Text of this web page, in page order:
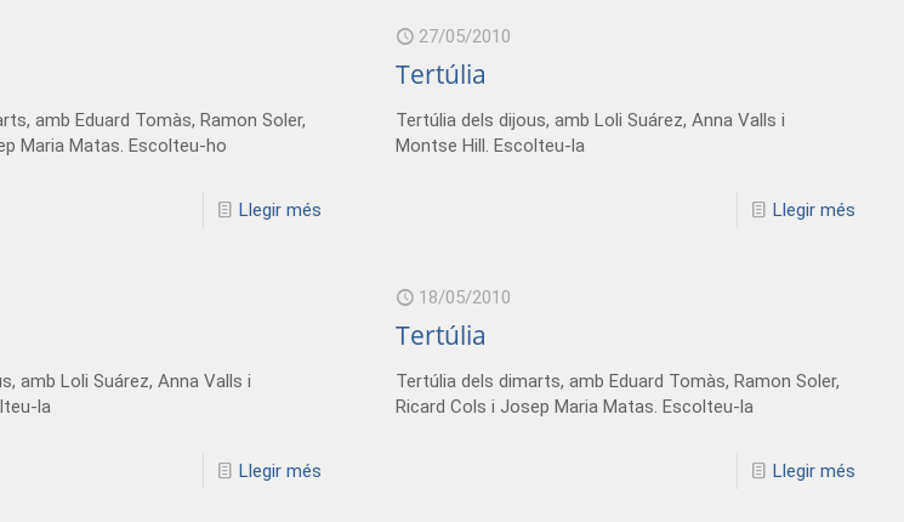
amb Eduard Tomàs, Ramon Soler,
Maria Matas. Escolteu-ho
Llegir més
27/05/2010
Tertúlia
Tertúlia dels dijous, amb Loli Suárez, Anna Valls i
Montse Hill. Escolteu-la
Llegir més
amb Loli Suárez, Anna Valls i
la
Llegir més
18/05/2010
Tertúlia
Tertúlia dels dimarts, amb Eduard Tomàs, Ramon Soler,
Ricard Cols i Josep Maria Matas. Escolteu-la
Llegir més